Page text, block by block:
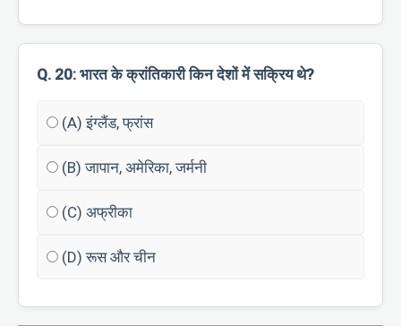
Q. 20: भारत के क्रांतिकारी किन देशों में सक्रिय थे?
(A) इंग्लैंड, फ्रांस
(B) जापान, अमेरिका, जर्मनी
(C) अफ्रीका
(D) रूस और चीन